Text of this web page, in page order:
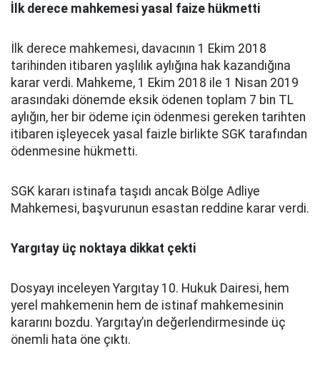
İlk derece mahkemesi yasal faize hükmetti
İlk derece mahkemesi, davacının 1 Ekim 2018
tarihinden itibaren yaşlılık aylığına hak kazandığına
karar verdi. Mahkeme, 1 Ekim 2018 ile 1 Nisan 2019
arasındaki dönemde eksik ödenen toplam 7 bin TL
aylığın, her bir ödeme için ödenmesi gereken tarihten
itibaren işleyecek yasal faizle birlikte SGK tarafından
ödenmesine hükmetti.
SGK kararı istinafa taşıdı ancak Bölge Adliye
Mahkemesi, başvurunun esastan reddine karar verdi.
Yargıtay üç noktaya dikkat çekti
Dosyayı inceleyen Yargıtay 10. Hukuk Dairesi, hem
yerel mahkemenin hem de istinaf mahkemesinin
kararını bozdu. Yargıtay’ın değerlendirmesinde üç
önemli hata öne çıktı.